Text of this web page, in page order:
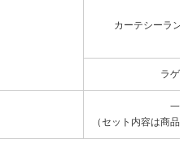
カーテシーラン
ラゲ
一
（セット内容は商品